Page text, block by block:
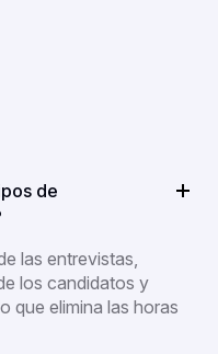
de
las entrevistas,
los candidatos y
que elimina las horas